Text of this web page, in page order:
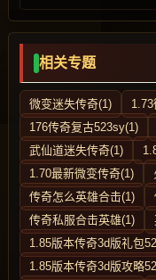
相关专题
微变迷失传奇(1)
176传奇复古523sy(1)
武仙道迷失传奇(1)
1.70最新微变传奇(1)
传奇怎么英雄合击(1)
传奇私服合击英雄(1)
1.85版本传奇3d版礼包
1.85版本传奇3d版攻略